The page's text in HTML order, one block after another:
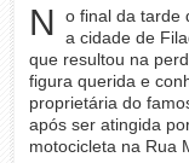
N
o final da tarde
a cidade de
que resultou na
figura querida e
proprietária do
após ser atingida
motocicleta na Rua